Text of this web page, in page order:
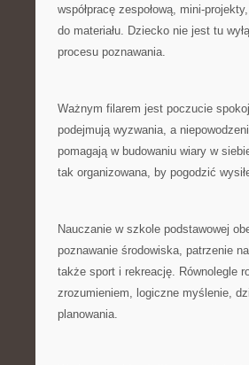
współpracę zespołową, mini-
do materiału. Dziecko nie jest tu
procesu poznawania.
Ważnym filarem jest poczucie
podejmują wyzwania, a
pomagają w budowaniu wiary w
tak organizowana, by pogodzić
Nauczanie w szkole podstawowej
poznawanie środowiska, patrzenie
także sport i rekreację. Równolegle
zrozumieniem, logiczne myślenie,
planowania.